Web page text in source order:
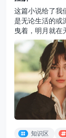
这篇小说给了我
是无论生活的或
曳着，明月就在
知识区